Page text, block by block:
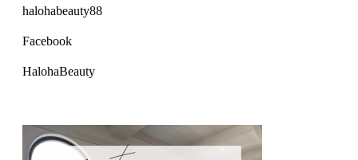
halohabeauty88
Facebook
HalohaBeauty